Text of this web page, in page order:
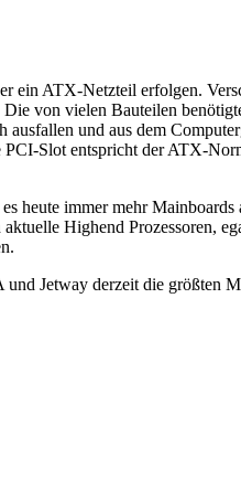
ein ATX-Netzteil erfolgen.
Die von vielen Bauteilen
und aus dem
PCI-Slot entspricht der ATX-
heute immer mehr Mainboards
Highend Prozessoren,
Jetway derzeit die größten